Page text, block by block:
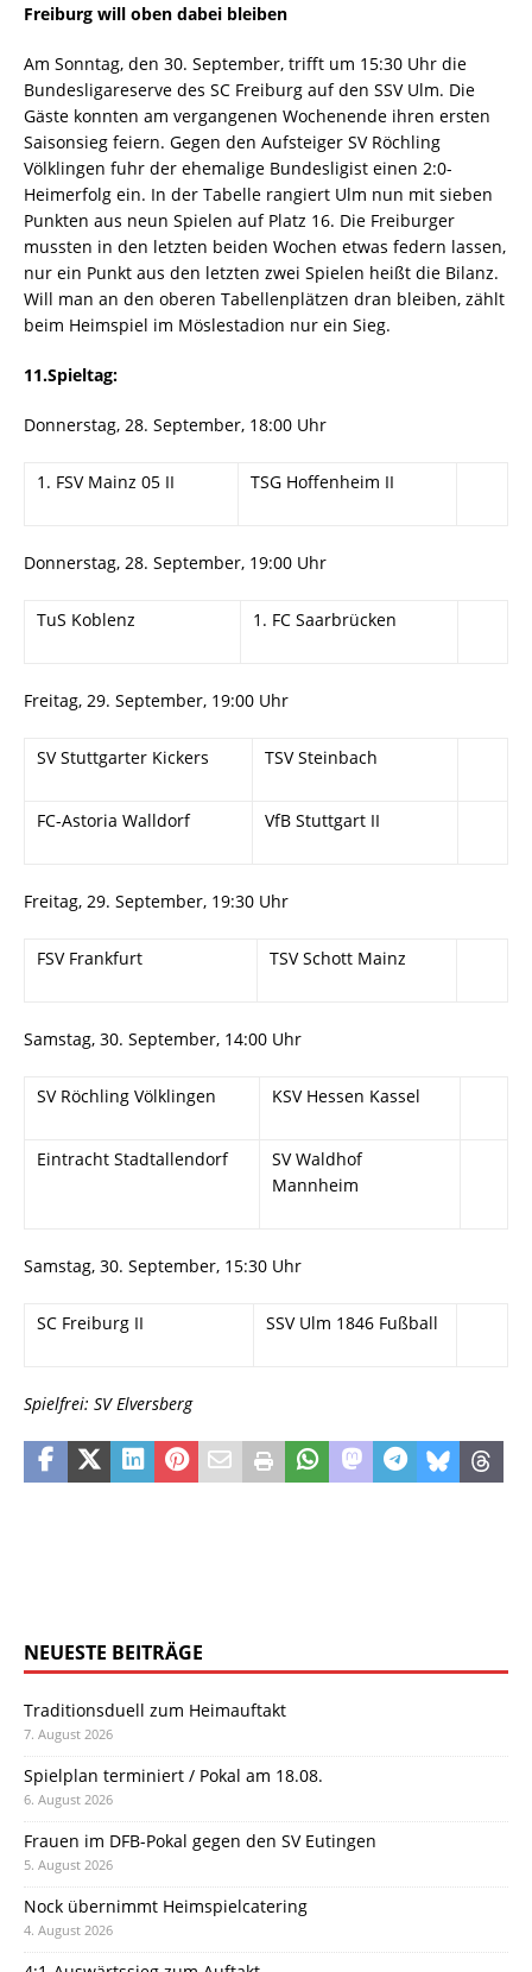
Freiburg will oben dabei bleiben
Am Sonntag, den 30. September, trifft um 15:30 Uhr die
Bundesligareserve des SC Freiburg auf den SSV Ulm. Die
Gäste konnten am vergangenen Wochenende ihren ersten
Saisonsieg feiern. Gegen den Aufsteiger SV Röchling
Völklingen fuhr der ehemalige Bundesligist einen 2:0-
Heimerfolg ein. In der Tabelle rangiert Ulm nun mit sieben
Punkten aus neun Spielen auf Platz 16. Die Freiburger
mussten in den letzten beiden Wochen etwas federn lassen,
nur ein Punkt aus den letzten zwei Spielen heißt die Bilanz.
Will man an den oberen Tabellenplätzen dran bleiben, zählt
beim Heimspiel im Möslestadion nur ein Sieg.
11.Spieltag:
Donnerstag, 28. September, 18:00 Uhr
1. FSV Mainz 05 II TSG Hoffenheim II
Donnerstag, 28. September, 19:00 Uhr
TuS Koblenz 1. FC Saarbrücken
Freitag, 29. September, 19:00 Uhr
SV Stuttgarter Kickers TSV Steinbach
FC-Astoria Walldorf VfB Stuttgart II
Freitag, 29. September, 19:30 Uhr
FSV Frankfurt TSV Schott Mainz
Samstag, 30. September, 14:00 Uhr
SV Röchling Völklingen KSV Hessen Kassel
Eintracht Stadtallendorf
SV Waldhof
Mannheim
Samstag, 30. September, 15:30 Uhr
SC Freiburg II SSV Ulm 1846 Fußball
Spielfrei: SV Elversberg
NEUESTE BEITRÄGE
Traditionsduell zum Heimauftakt
7. August 2026
Spielplan terminiert / Pokal am 18.08.
6. August 2026
Frauen im DFB-Pokal gegen den SV Eutingen
5. August 2026
Nock übernimmt Heimspielcatering
4. August 2026